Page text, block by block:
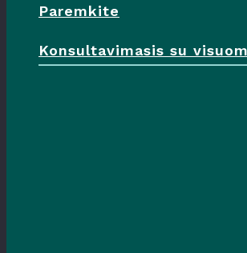
Paremkite
Konsultavimasis su